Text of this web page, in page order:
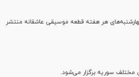
هر هفته قطعه موسیقی عاشقانه منتشر
مختلف سوریه برگزار می‌شود.